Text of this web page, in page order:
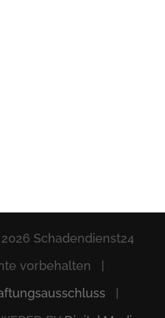
2026 Schadendienst24
vorbehalten |